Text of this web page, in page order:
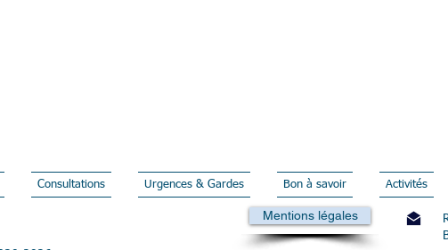
Consultations Urgences & Gardes Bon à savoir Activités
Mentions légales